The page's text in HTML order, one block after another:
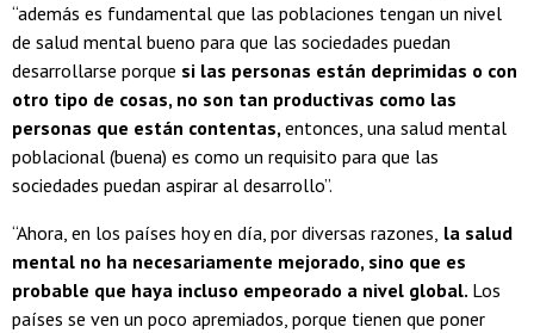
“además es fundamental que las poblaciones tengan un nivel
de salud mental bueno para que las sociedades puedan
desarrollarse porque si las personas están deprimidas o con
otro tipo de cosas, no son tan productivas como las
personas que están contentas,entonces, una salud mental
poblacional (buena) es como un requisito para que las
sociedades puedan aspirar al desarrollo”.
“Ahora, en los países hoy en día, por diversas razones, la salud
mental no ha necesariamente mejorado, sino que es
probable que haya incluso empeorado a nivel global. Los
países se ven un poco apremiados, porque tienen que poner